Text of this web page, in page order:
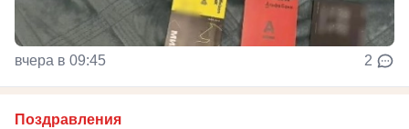
вчера в 09:45 2
Поздравления